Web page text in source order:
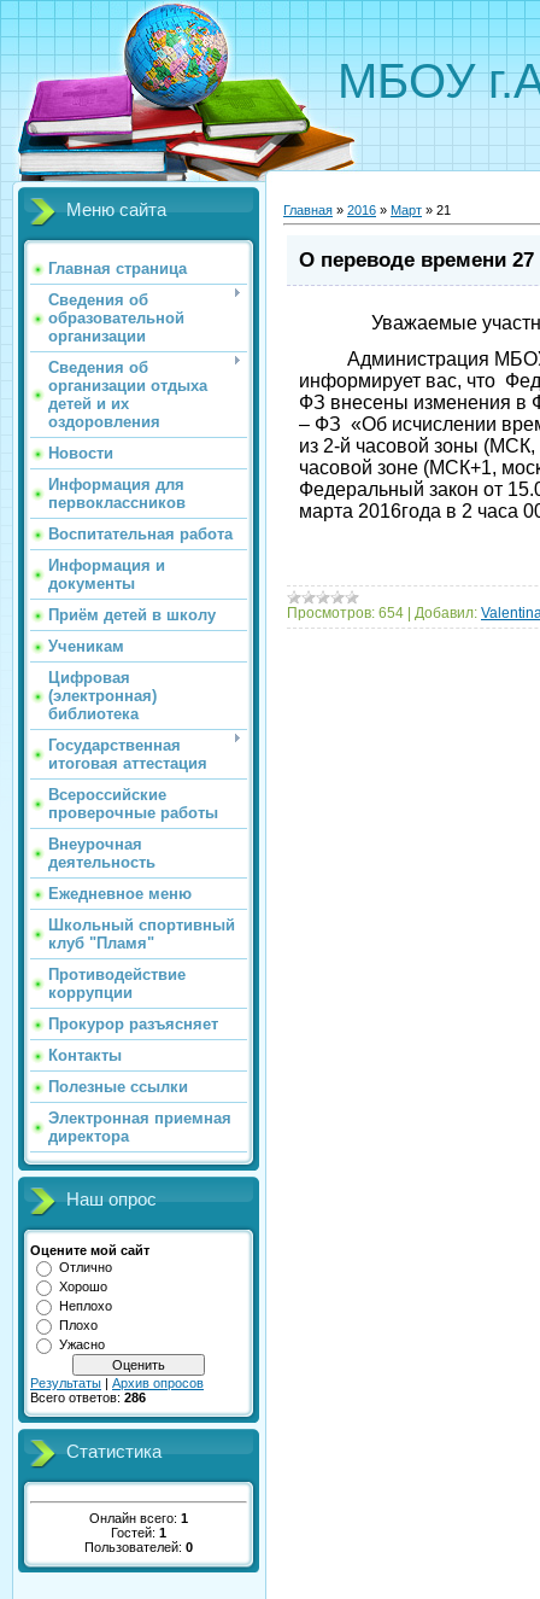
МБОУ
Меню сайта
Главная страница
Сведения об
образовательной
организации
Сведения об
организации отдыха
детей и их
оздоровления
Новости
Информация для
первоклассников
Воспитательная работа
Информация и
документы
Приём детей в школу
Ученикам
Цифровая
(электронная)
библиотека
Государственная
итоговая аттестация
Всероссийские
проверочные работы
Внеурочная
деятельность
Ежедневное меню
Школьный спортивный
клуб "Пламя"
Противодействие
коррупции
Прокурор разъясняет
Контакты
Полезные ссылки
Электронная приемная
директора
Наш опрос
Оцените мой сайт
Отлично
Хорошо
Неплохо
Плохо
Ужасно
Результаты | Архив опросов
Всего ответов: 286
Статистика
Онлайн всего: 1
Гостей: 1
Пользователей: 0
Главная » 2016 » Март » 21
О переводе времени 27
Уважаемые
Администрация МБОУ
информирует вас, что
ФЗ внесены изменения в
– ФЗ «Об исчислении
из 2-й часовой зоны (МСК,
часовой зоне (МСК+1,
Федеральный закон от
марта 2016года в
Просмотров: 654 Добавил: